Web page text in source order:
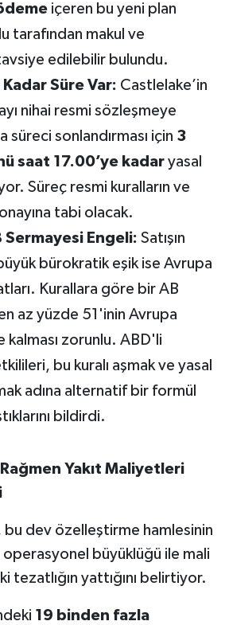
içeren bu yeni plan
tarafından makul ve
edilebilir bulundu.
Süre Var: Castlelake’in
nihai resmi sözleşmeye
süreci sonlandırması için 3
saat 17.00’ye kadaryasal
Süreç resmi kuralların ve
tabi olacak.
Sermayesi Engeli: Satışın
bürokratik eşik ise Avrupa
Kurallara göre bir AB
az yüzde 51'inin Avrupa
kalması zorunlu. ABD'li
bu kuralı aşmak ve yasal
adına alternatif bir formül
bildirdi.
Yakıt Maliyetleri
dev özelleştirme hamlesinin
operasyonel büyüklüğü ile mali
tezatlığın yattığını belirtiyor.
19 binden fazla